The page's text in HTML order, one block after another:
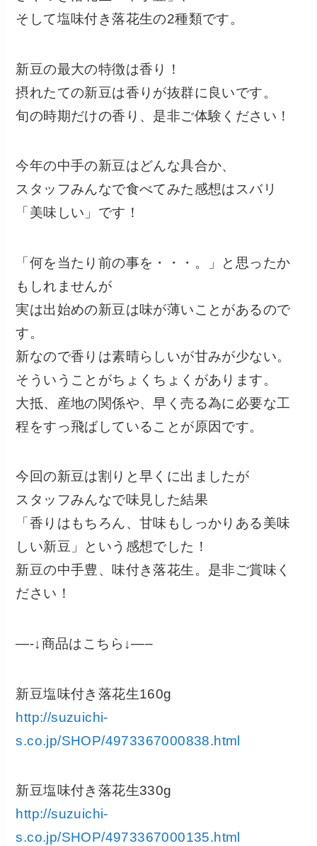
そして塩味付き落花生の2種類です。
新豆の最大の特徴は香り！
摂れたての新豆は香りが抜群に良いです。
旬の時期だけの香り、是非ご体験ください！
今年の中手の新豆はどんな具合か、
スタッフみんなで食べてみた感想はスバリ
「美味しい」です！
「何を当たり前の事を・・・。」と思ったか
もしれませんが
実は出始めの新豆は味が薄いことがあるので
す。
新なので香りは素晴らしいが甘みが少ない。
そういうことがちょくちょくがあります。
大抵、産地の関係や、早く売る為に必要な工
程をすっ飛ばしていることが原因です。
今回の新豆は割りと早くに出ましたが
スタッフみんなで味見した結果
「香りはもちろん、甘味もしっかりある美味
しい新豆」という感想でした！
新豆の中手豊、味付き落花生。是非ご賞味く
ださい！
—-↓商品はこちら↓—–
新豆塩味付き落花生160g
http://suzuichi-
s.co.jp/SHOP/4973367000838.html
新豆塩味付き落花生330g
http://suzuichi-
s.co.jp/SHOP/4973367000135.html